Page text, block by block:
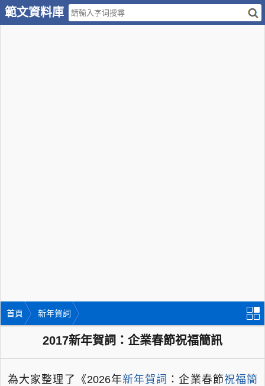
範文資料庫
首頁 新年賀詞
2017新年賀詞：企業春節祝福簡訊
為大家整理了《2026年新年賀詞 ：企業春節祝福簡